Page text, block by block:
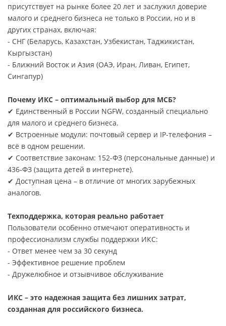
присутствует на рынке более 20 лет и заслужил доверие
малого и среднего бизнеса не только в России, но и в
других странах, включая:
- СНГ (Беларусь, Казахстан, Узбекистан, Таджикистан,
Кыргызстан)
- Ближний Восток и Азия (ОАЭ, Иран, Ливан, Египет,
Сингапур)
Почему ИКС – оптимальный выбор для МСБ?
✔ Единственный в России NGFW, созданный специально
для малого и среднего бизнеса.
✔ Встроенные модули: почтовый сервер и IP-телефония –
всё в одном решении.
✔ Соответствие законам: 152-ФЗ (персональные данные) и
436-ФЗ (защита детей в интернете).
✔ Доступная цена – в отличие от многих зарубежных
аналогов.
Техподдержка, которая реально работает
Пользователи особенно отмечают оперативность и
профессионализм службы поддержки ИКС:
- Ответ менее чем за 30 секунд
- Эффективное решение проблем
- Дружелюбное и отзывчивое обслуживание
ИКС – это надежная защита без лишних затрат,
созданная для российского бизнеса.